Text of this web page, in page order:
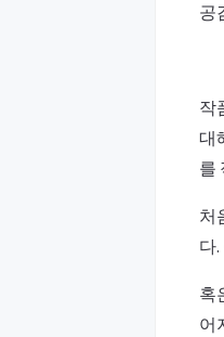
공
작
대
를
처
다
혹
어